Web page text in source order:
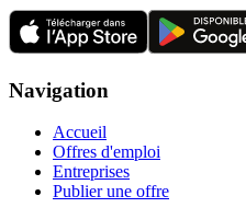
Navigation
Accueil
Offres d'emploi
Entreprises
Publier une offre